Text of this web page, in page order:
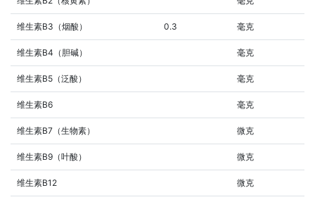
维生素B3（烟酸） 0.3 毫克
维生素B4（胆碱） 毫克
维生素B5（泛酸） 毫克
维生素B6 毫克
维生素B7（生物素） 微克
维生素B9（叶酸） 微克
维生素B12 微克